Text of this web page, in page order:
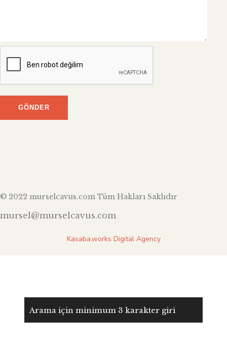
© 2022 murselcavus.com Tüm Hakları Saklıdır
mursel@murselcavus.com
Kasaba.works Digital Agency